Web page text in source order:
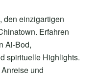
den einzigartigen
Erfahren
Ai-Bod,
spirituelle Highlights.
und